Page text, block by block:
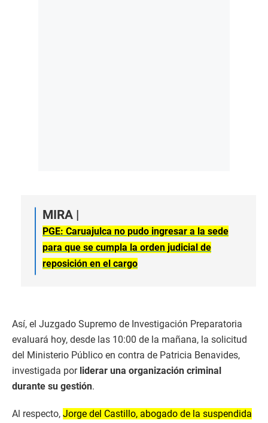
MIRA |
PGE: Caruajulca no pudo ingresar a la sede
para que se cumpla la orden judicial de
reposición en el cargo
Así, el Juzgado Supremo de Investigación Preparatoria
evaluará hoy, desde las 10:00 de la mañana, la solicitud
del Ministerio Público en contra de Patricia Benavides,
investigada por liderar una organización criminal
durante su gestión.
Al respecto, Jorge del Castillo, abogado de la suspendida